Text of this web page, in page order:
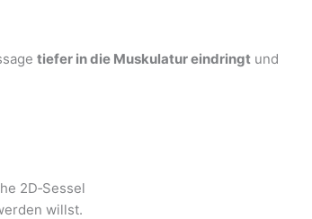
tiefer in die Muskulatur eindringt und
2D‑Sessel
willst.